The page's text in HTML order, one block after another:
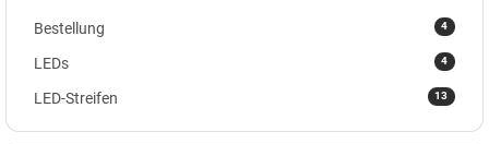
4
Bestellung
4
LEDs
13
LED-Streifen